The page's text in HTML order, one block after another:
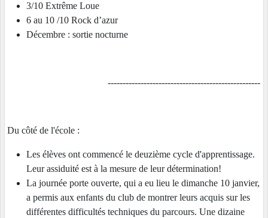
3/10 Extrême Loue
6 au 10 /10 Rock d’azur
Décembre : sortie nocturne
---------------------------------------------------
Du côté de l'école :
Les élèves ont commencé le deuzième cycle d'apprentissage.
Leur assiduité est à la mesure de leur détermination!
La journée porte ouverte, qui a eu lieu le dimanche 10 janvier,
a permis aux enfants du club de montrer leurs acquis sur les
différentes difficultés techniques du parcours. Une dizaine